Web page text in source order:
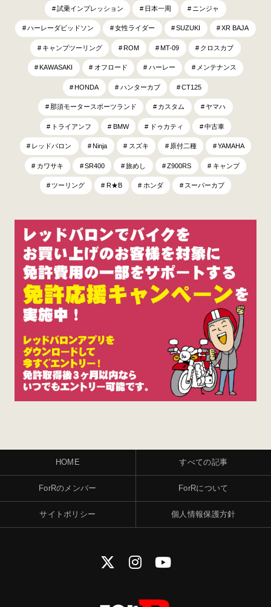
試乗インプレッション 日本一周 ニンジャ
ハーレーダビッドソン 女性ライダー SUZUKI XR BAJA
キャンプツーリング ROM MT-09 クロスカブ
KAWASAKI オフロード ハーレー メンテナンス
HONDA ハンターカブ CT125
那須モータースポーツランド カスタム ヤマハ
トライアンフ BMW ドゥカティ 中古車
レッドバロン Ninja スズキ 原付二種 YAMAHA
カワサキ SR400 旅めし Z900RS キャンプ
ツーリング R★B ホンダ スーパーカブ
HOME すべての記事
ForRのメンバー ForRについて
サイトポリシー 個人情報保護方針